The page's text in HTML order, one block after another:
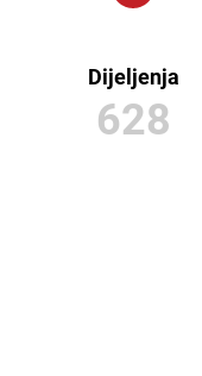
Dijeljenja
628